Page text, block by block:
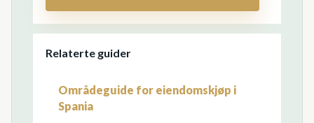
Relaterte guider
Områdeguide for eiendomskjøp i
Spania